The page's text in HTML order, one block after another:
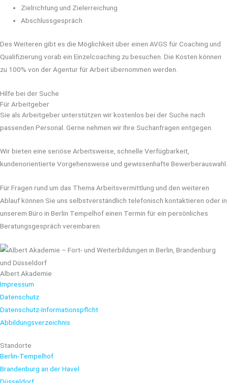
Zielrichtung und Zielerreichung
Abschlussgespräch
Des Weiteren gibt es die Möglichkeit über einen AVGS für Coaching und
Qualifizierung vorab ein Einzelcoaching zu besuchen. Die Kosten können
zu 100% von der Agentur für Arbeit übernommen werden.
Hilfe bei der Suche
Für Arbeitgeber
Sie als Arbeitgeber unterstützen wir kostenlos bei der Suche nach
passenden Personal. Gerne nehmen wir Ihre Suchanfragen entgegen.
Wir bieten eine seriöse Arbeitsweise, schnelle Verfügbarkeit,
kundenorientierte Vorgehensweise und gewissenhafte Bewerberauswahl.
Für Fragen rund um das Thema Arbeitsvermittlung und den weiteren
Ablauf können Sie uns selbstverständlich telefonisch kontaktieren oder in
unserem Büro in Berlin Tempelhof einen Termin für ein persönliches
Beratungsgespräch vereinbaren.
Albert Akademie
Impressum
Datenschutz
Datenschutz-Informationspflcht
Abbildungsverzeichnis
Standorte
Berlin-Tempelhof
Brandenburg an der Havel